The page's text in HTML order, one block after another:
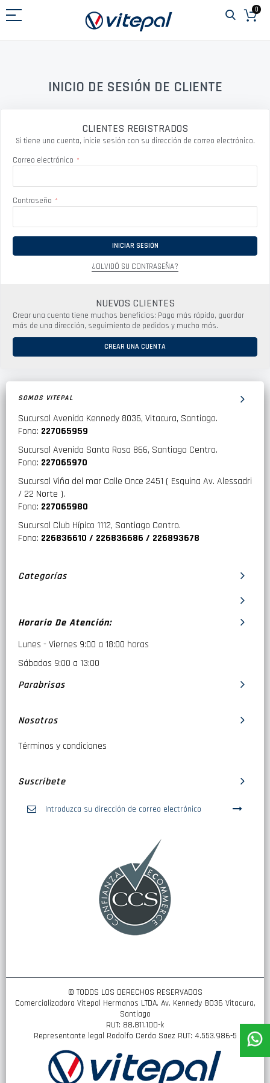
al
0
INICIO DE SESIÓN DE CLIENTE
CLIENTES REGISTRADOS
Si tiene una cuenta, inicie sesión con su dirección de correo electrónico.
Correo electrónico
Contraseña
INICIAR SESIÓN
¿OLVIDÓ SU CONTRASEÑA?
NUEVOS CLIENTES
Crear una cuenta tiene muchos beneficios: Pago más rápido, guardar
más de una dirección, seguimiento de pedidos y mucho más.
CREAR UNA CUENTA
SOMOS VITEPAL
Sucursal Avenida Kennedy 8036, Vitacura, Santiago.
Fono: 227065959
Sucursal Avenida Santa Rosa 866, Santiago Centro.
Fono: 227065970
Sucursal Viña del mar Calle Once 2451 ( Esquina Av. Alessadri
/ 22 Norte ).
Fono: 227065980
Sucursal Club Hípico 1112, Santiago Centro.
Fono: 226836610 / 226836686 / 226893678
Categorías
Horario De Atención:
Lunes - Viernes 9:00 a 18:00 horas
Sábados 9:00 a 13:00
Parabrisas
Nosotros
Términos y condiciones
Suscribete
© TODOS LOS DERECHOS RESERVADOS
Comercializadora Vitepal Hermanos LTDA. Av. Kennedy 8036 Vitacura,
Santiago
RUT: 88.811.100-k
Representante legal Rodolfo Cerda Saez RUT: 4.553.986-5